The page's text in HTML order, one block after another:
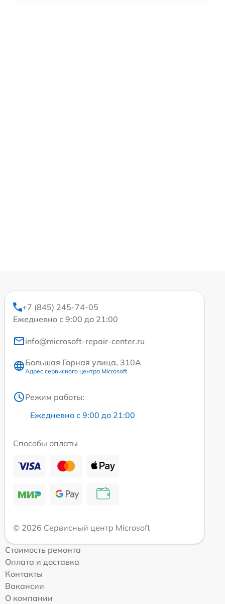
+7 (845) 245-74-05
Ежедневно с 9:00 до 21:00
info@microsoft-repair-center.ru
Большая Горная улица, 310А
Адрес сервисного центра Microsoft
Режим работы:
Ежедневно с 9:00 до 21:00
Способы оплаты
© 2026 Сервисный центр Microsoft
Стоимость ремонта
Оплата и доставка
Контакты
Вакансии
О компании